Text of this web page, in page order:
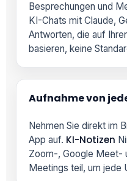
Besprechungen und
KI-Chats mit Claude,
Antworten, die auf
basieren, keine
Aufnahme von
Nehmen Sie direkt im
App auf. KI-Notizen
Zoom-, Google Meet-
Meetings teil, um jede